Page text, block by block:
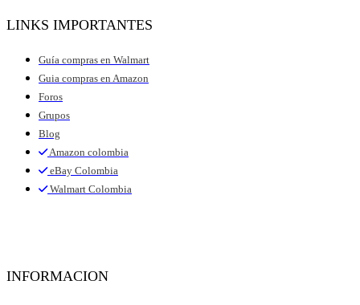
LINKS IMPORTANTES
Guía compras en Walmart
Guia compras en Amazon
Foros
Grupos
Blog
Amazon colombia
eBay Colombia
Walmart Colombia
INFORMACION